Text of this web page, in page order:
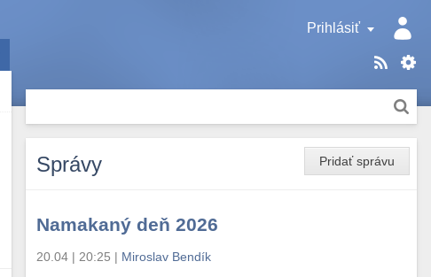
Prihlásiť
Pridať správu
Správy
Namakaný deň 2026
20.04 | 20:25 | Miroslav Bendík